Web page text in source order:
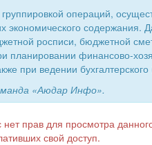
операций,
экономического содержания.
росписи, бюджетной
планировании финансово-
при ведении
«Аюдар Инфо».
прав для просмотра
свой доступ.